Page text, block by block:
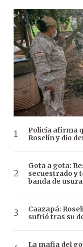
Policía afirma
Roselín y dio
Gota a gota:
secuestrado y
banda de usura
Caazapá:
sufrió tras su
La mafia del